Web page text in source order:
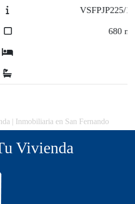
VSFPJP225/19
| Inmobiliaria en San Fernando
Vivienda